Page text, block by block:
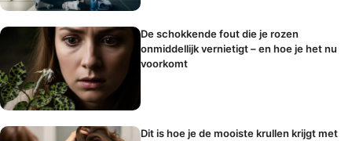
De schokkende fout die je rozen
onmiddellijk vernietigt – en hoe je het nu
voorkomt
Dit is hoe je de mooiste krullen krijgt met